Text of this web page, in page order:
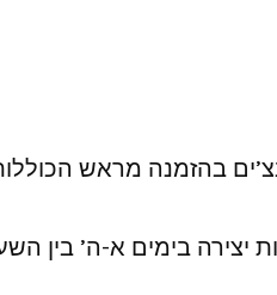
בהזמנה מראש